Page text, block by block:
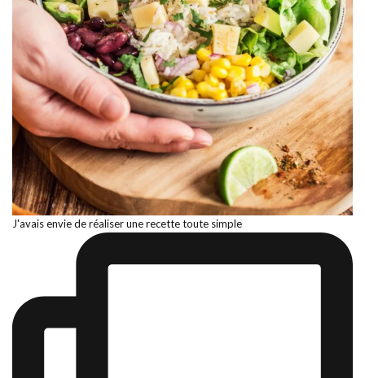
J'avais envie de réaliser une recette toute simple